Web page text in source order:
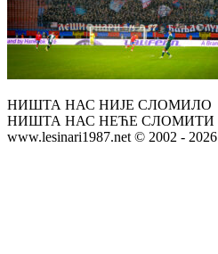
НИШТА НАС НИЈЕ СЛОМИЛО
НИШТА НАС НЕЋЕ СЛОМИТИ
www.lesinari1987.net © 2002 - 2026